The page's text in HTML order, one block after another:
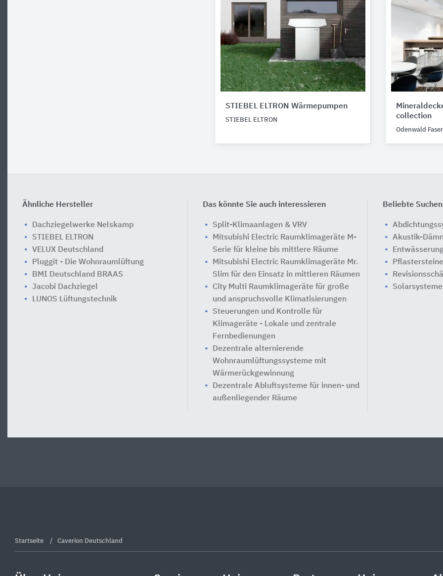
STIEBEL ELTRON Wärmepumpen
STIEBEL ELTRON
collection
Odenwald
Ähnliche Hersteller
Dachziegelwerke Nelskamp
STIEBEL ELTRON
VELUX Deutschland
Pluggit - Die Wohnraumlüftung
BMI Deutschland BRAAS
Jacobi Dachziegel
LUNOS Lüftungstechnik
Das könnte Sie auch interessieren
Split-Klimaanlagen & VRV
Mitsubishi Electric Raumklimageräte M-
Serie für kleine bis mittlere Räume
Mitsubishi Electric Raumklimageräte Mr.
Slim für den Einsatz in mittleren Räumen
City Multi Raumklimageräte für große
und anspruchsvolle Klimatisierungen
Steuerungen und Kontrolle für
Klimageräte - Lokale und zentrale
Fernbedienungen
Dezentrale alternierende
Wohnraumlüftungssysteme mit
Wärmerückgewinnung
Dezentrale Abluftsysteme für innen- und
außenliegender Räume
Beliebte Suchen
Akustik-
Solarsysteme
Startseite Caverion Deutschland